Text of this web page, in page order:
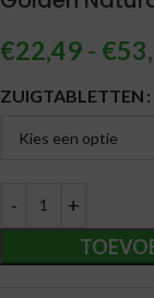
€22,49 - €
ZUIGTABLETTEN
Alternative: